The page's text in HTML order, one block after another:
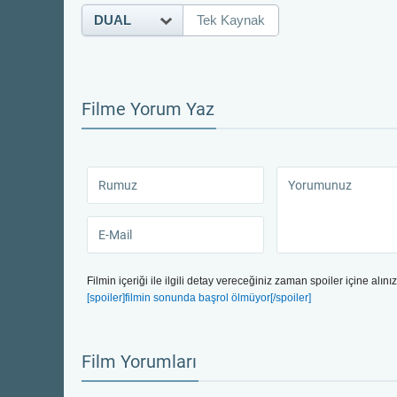
DUAL Tek Kaynak
Filme Yorum Yaz
Filmin içeriği ile ilgili detay vereceğiniz zaman spoiler içine alınız.
[spoiler]filmin sonunda başrol ölmüyor[/spoiler]
Film Yorumları